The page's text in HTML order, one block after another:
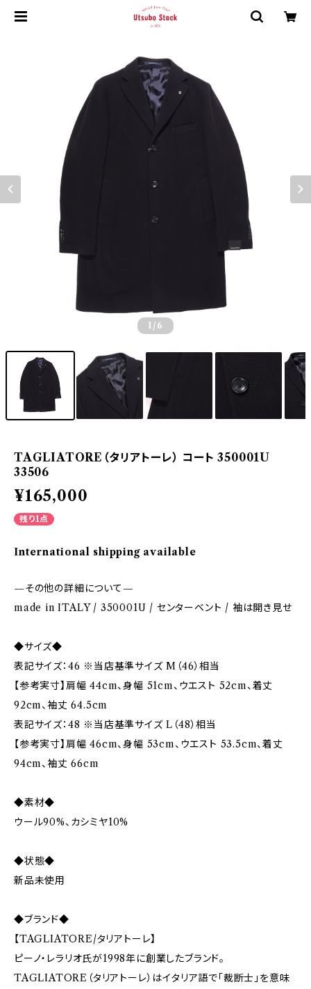
1 /6
TAGLIATORE（タリアトーレ） コート 350001U
33506
¥165,000
残り1点
International shipping available
—その他の詳細について—
made in ITALY / 350001U / センターベント / 袖は開き見せ
◆サイズ◆
表記サイズ：46 ※当店基準サイズ M（46）相当
【参考実寸】肩幅 44cm、身幅 51cm、ウエスト 52cm、着丈
92cm、袖丈 64.5cm
表記サイズ：48 ※当店基準サイズ L（48）相当
【参考実寸】肩幅 46cm、身幅 53cm、ウエスト 53.5cm、着丈
94cm、袖丈 66cm
◆素材◆
ウール90%、カシミヤ10%
◆状態◆
新品未使用
◆ブランド◆
【TAGLIATORE/タリアトーレ】
ピーノ・レラリオ氏が1998年に創業したブランド。
TAGLIATORE（タリアトーレ）はイタリア語で「裁断士」を意味